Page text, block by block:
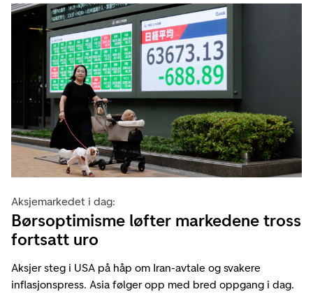
Aksjemarkedet i dag:
Børsoptimisme løfter markedene tross
fortsatt uro
Aksjer steg i USA på håp om Iran-avtale og svakere
inflasjonspress. Asia følger opp med bred oppgang i dag.